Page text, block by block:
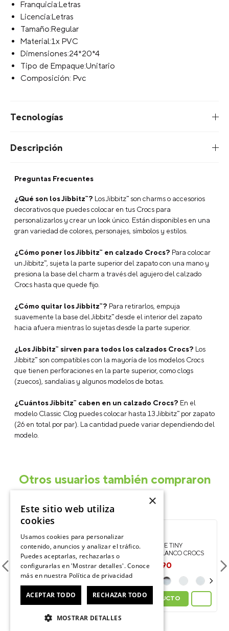
Franquicia:Letras
Licencia:Letras
Tamaño:Regular
Material:1x PVC
Dimensiones:24*20*4
Tipo de Empaque:Unitario
Composición: Pvc
Tecnologías
Descripción
Preguntas Frecuentes
¿Qué son los Jibbitz™? Los Jibbitz™ son charms o accesorios
decorativos que puedes colocar en tus Crocs para
personalizarlos y crear un look único. Están disponibles en una
gran variedad de colores, personajes, símbolos y estilos.
¿Cómo poner los Jibbitz™ en calzado Crocs? Para colocar
un Jibbitz™, sujeta la parte superior del zapato con una mano y
presiona la base del charm a través del agujero del calzado
Crocs hasta que quede fijo.
¿Cómo quitar los Jibbitz™? Para retirarlos, empuja
suavemente la base del Jibbitz™ desde el interior del zapato
hacia afuera mientras lo sujetas desde la parte superior.
¿Los Jibbitz™ sirven para todos los calzados Crocs? Los
Jibbitz™ son compatibles con la mayoría de los modelos Crocs
que tienen perforaciones en la parte superior, como clogs
(zuecos), sandalias y algunos modelos de botas.
¿Cuántos Jibbitz™ caben en un calzado Crocs? En el
modelo Classic Clog puedes colocar hasta 13 Jibbitz™ por zapato
(26 en total por par). La cantidad puede variar dependiendo del
modelo.
Otros usuarios también compraron
-
25%
JIBBITZ LETRA M TINY
FRIENDSHIP BLANCO CROCS
$3990$2990
VER PRODUCTO
JIBBITZ LETRA E TINY
FRIENDSHIP BLANCO CROCS
$3990$ 2990
VER PRODUCTO
×
Este sitio web utiliza
cookies
Usamos cookies para personalizar
contenido, anuncios y analizar el tráfico.
Puedes aceptarlas, rechazarlas o
configurarlas en 'Mostrar detalles'. Conoce
más en nuestra Política de privacidad
ACEPTAR TODO RECHAZAR TODO
MOSTRAR DETALLES